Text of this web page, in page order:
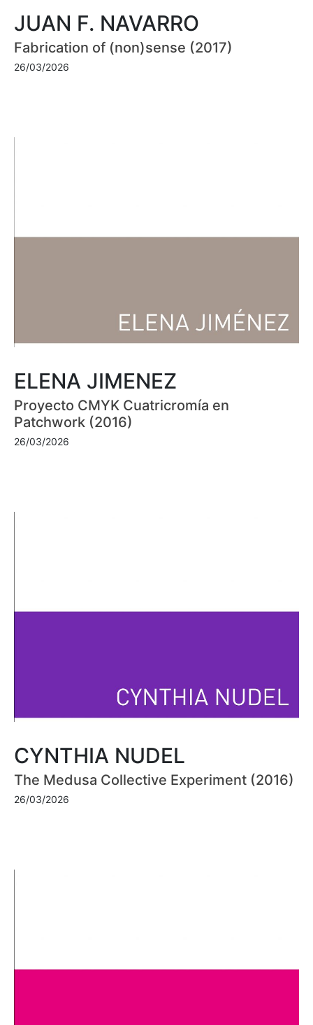
JUAN F. NAVARRO
Fabrication of (non)sense (2017)
26/03/2026
ELENA JIMENEZ
Proyecto CMYK Cuatricromía en
Patchwork (2016)
26/03/2026
CYNTHIA NUDEL
The Medusa Collective Experiment (2016)
26/03/2026